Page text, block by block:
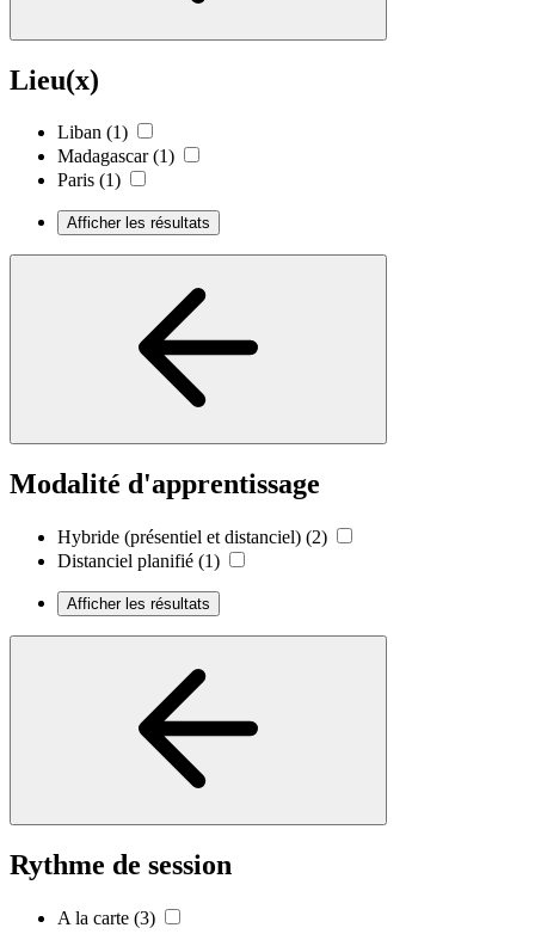
Lieu(x)
Liban (1)
Madagascar (1)
Paris (1)
Afficher les résultats
Modalité d'apprentissage
Hybride (présentiel et distanciel) (2)
Distanciel planifié (1)
Afficher les résultats
Rythme de session
A la carte (3)